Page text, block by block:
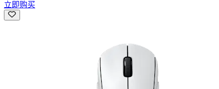
立即购买